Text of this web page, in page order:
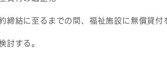
締結に至るまでの間、福祉施設に無償貸付
討する。